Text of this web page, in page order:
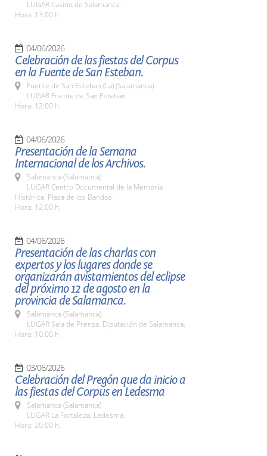
LUGAR Casino de Salamanca.
Hora: 13:00 h.
04/06/2026
Celebración de las fiestas del Corpus
en la Fuente de San Esteban.
Fuente de San Esteban (La) (Salamanca)
LUGAR Fuente de San Esteban
Hora: 12:00 h.
04/06/2026
Presentación de la Semana
Internacional de los Archivos.
Salamanca (Salamanca)
LUGAR Centro Documental de la Memoria
Histórica. Plaza de los Bandos.
Hora: 12,00 h.
04/06/2026
Presentación de las charlas con
expertos y los lugares donde se
organizarán avistamientos del eclipse
del próximo 12 de agosto en la
provincia de Salamanca.
Salamanca (Salamanca)
LUGAR Sala de Prensa. Diputación de Salamanca.
Hora: 10:00 h.
03/06/2026
Celebración del Pregón que da inicio a
las fiestas del Corpus en Ledesma
Salamanca (Salamanca)
LUGAR La Fortaleza. Ledesma.
Hora: 20:00 h.